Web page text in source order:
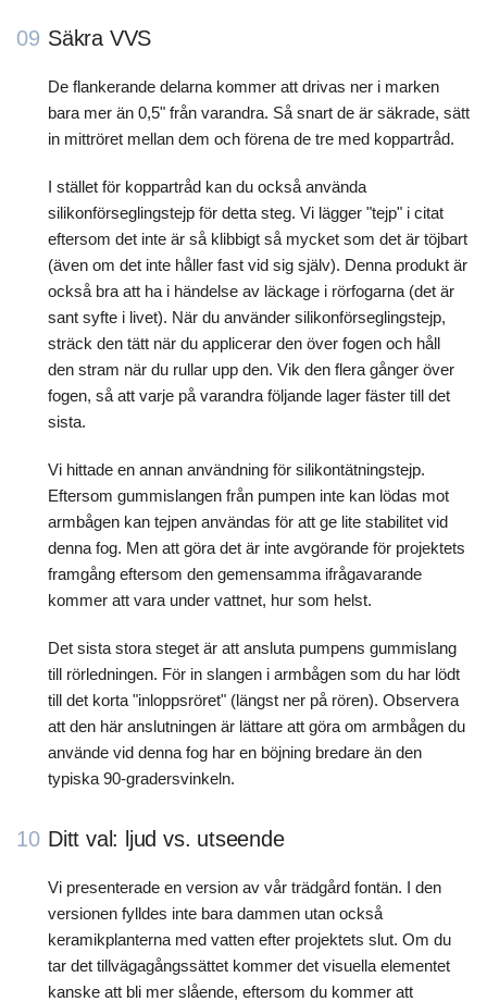
09 Säkra VVS
De flankerande delarna kommer att drivas ner i marken
bara mer än 0,5" från varandra. Så snart de är säkrade, sätt
in mittröret mellan dem och förena de tre med koppartråd.
I stället för koppartråd kan du också använda
silikonförseglingstejp för detta steg. Vi lägger "tejp" i citat
eftersom det inte är så klibbigt så mycket som det är töjbart
(även om det inte håller fast vid sig själv). Denna produkt är
också bra att ha i händelse av läckage i rörfogarna (det är
sant syfte i livet). När du använder silikonförseglingstejp,
sträck den tätt när du applicerar den över fogen och håll
den stram när du rullar upp den. Vik den flera gånger över
fogen, så att varje på varandra följande lager fäster till det
sista.
Vi hittade en annan användning för silikontätningstejp.
Eftersom gummislangen från pumpen inte kan lödas mot
armbågen kan tejpen användas för att ge lite stabilitet vid
denna fog. Men att göra det är inte avgörande för projektets
framgång eftersom den gemensamma ifrågavarande
kommer att vara under vattnet, hur som helst.
Det sista stora steget är att ansluta pumpens gummislang
till rörledningen. För in slangen i armbågen som du har lödt
till det korta "inloppsröret" (längst ner på rören). Observera
att den här anslutningen är lättare att göra om armbågen du
använde vid denna fog har en böjning bredare än den
typiska 90-gradersvinkeln.
10 Ditt val: ljud vs. utseende
Vi presenterade en version av vår trädgård fontän. I den
versionen fylldes inte bara dammen utan också
keramikplanterna med vatten efter projektets slut. Om du
tar det tillvägagångssättet kommer det visuella elementet
kanske att bli mer slående, eftersom du kommer att